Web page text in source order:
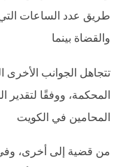
طريق عدد الساعات
والقضاة بينما
تتجاهل الجوانب الأخرى
المحكمة، ووفقًا لتقدير
المحامين في الكويت
من قضية إلى أخرى، وفي